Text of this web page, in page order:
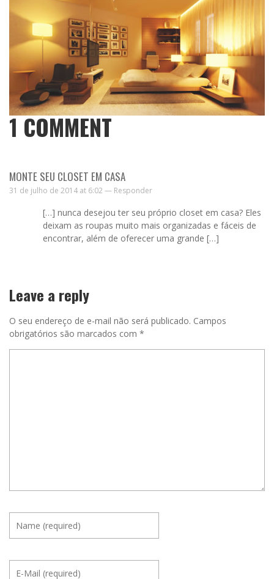
1 COMMENT
MONTE SEU CLOSET EM CASA
31 de julho de 2014 at 6:02 — Responder
[…] nunca desejou ter seu próprio closet em casa? Eles
deixam as roupas muito mais organizadas e fáceis de
encontrar, além de oferecer uma grande […]
Leave a reply
O seu endereço de e-mail não será publicado. Campos
obrigatórios são marcados com *